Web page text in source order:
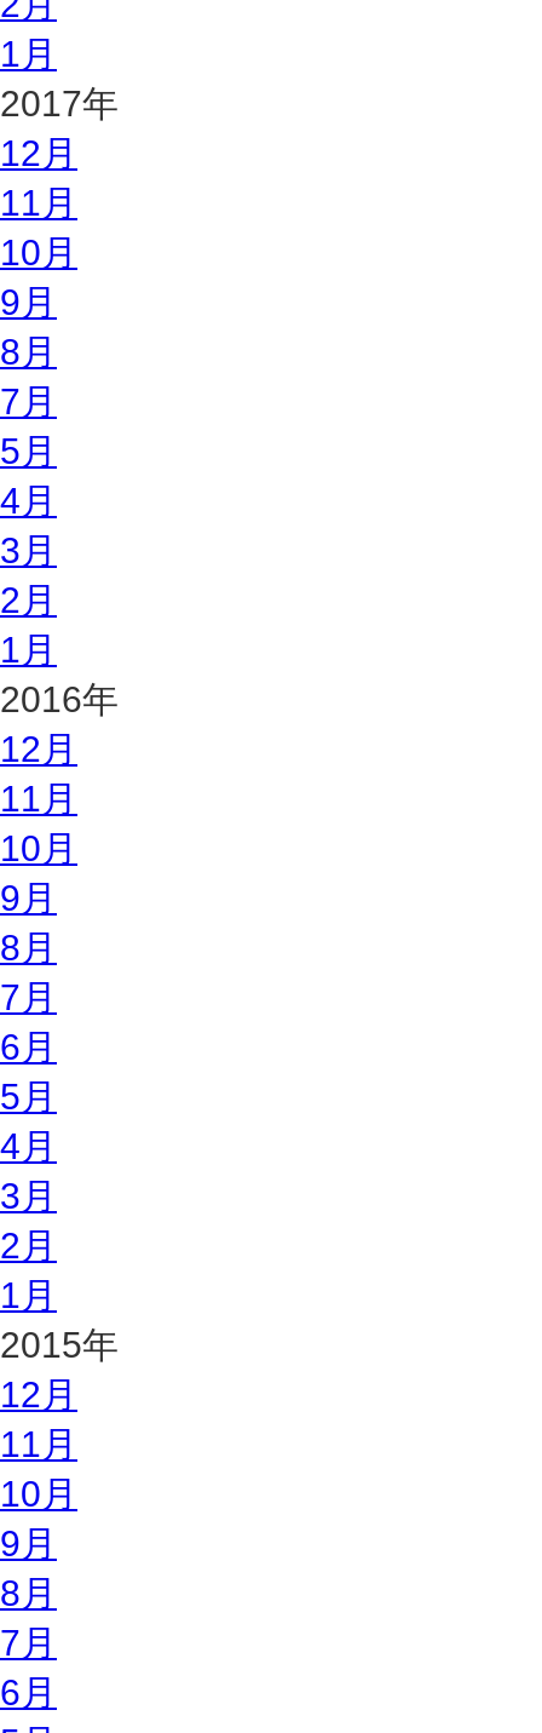
1月
2017年
12月
11月
10月
9月
8月
7月
5月
4月
3月
2月
1月
2016年
12月
11月
10月
9月
8月
7月
6月
5月
4月
3月
2月
1月
2015年
12月
11月
10月
9月
8月
7月
6月